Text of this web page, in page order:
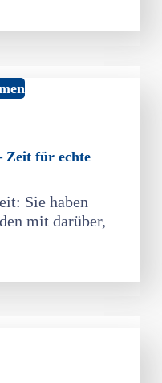
Zeit für echte
Sie haben
mit darüber,